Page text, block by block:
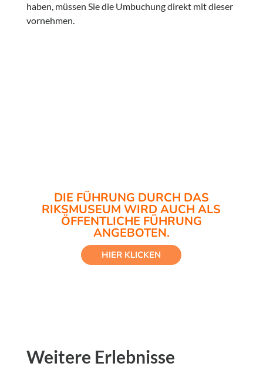
haben, müssen Sie die Umbuchung direkt mit dieser
vornehmen.
DIE FÜHRUNG DURCH DAS
RIKSMUSEUM WIRD AUCH ALS
ÖFFENTLICHE FÜHRUNG
ANGEBOTEN.
HIER KLICKEN
Weitere Erlebnisse